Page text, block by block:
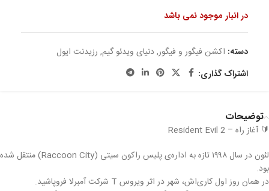
در انبار موجود نمی باشد
دسته: اکشن فیگور و فیگور,دنیای ویدئو گیم, رزیدنت ایول
اشتراک گذاری:
توضیحات
🔰 آغاز راه – Resident Evil 2
لئون در سال ۱۹۹۸ تازه به اداره‌ی پلیس راكون سیتی (Raccoon City) منتقل شده
بود.
در همان روز اول کاری‌اش، شهر در اثر ویروس T شرکت آمبرلا فروپاشید.